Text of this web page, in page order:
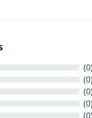
(0)
(0)
(0)
(0)
(0)